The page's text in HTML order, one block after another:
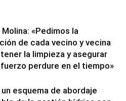
«Pedimos la
de cada vecino y vecina
la limpieza y asegurar
perdure en el tiempo»
un esquema de abordaje